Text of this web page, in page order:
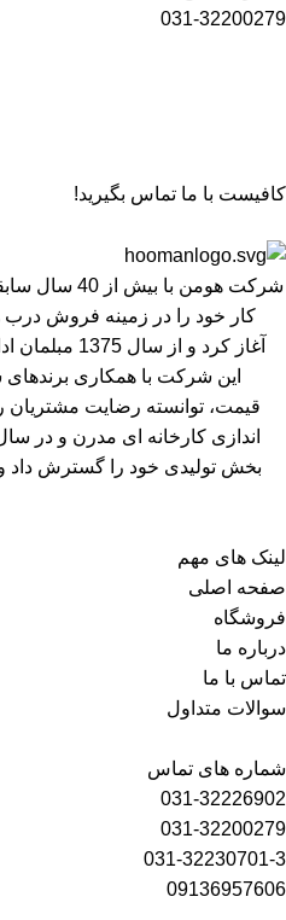
031-32200279
کافیست با ما تماس بگیرید!
کار خود را در زمینه فروش
آغاز کرد و از
این شرکت با همکاری برندهای
بخش تولیدی خود را گسترش داد
لینک های مهم
صفحه اصلی
فروشگاه
درباره ما
تماس با ما
سوالات متداول
شماره های تماس
031-32226902
031-32200279
031-32230701-3
09136957606